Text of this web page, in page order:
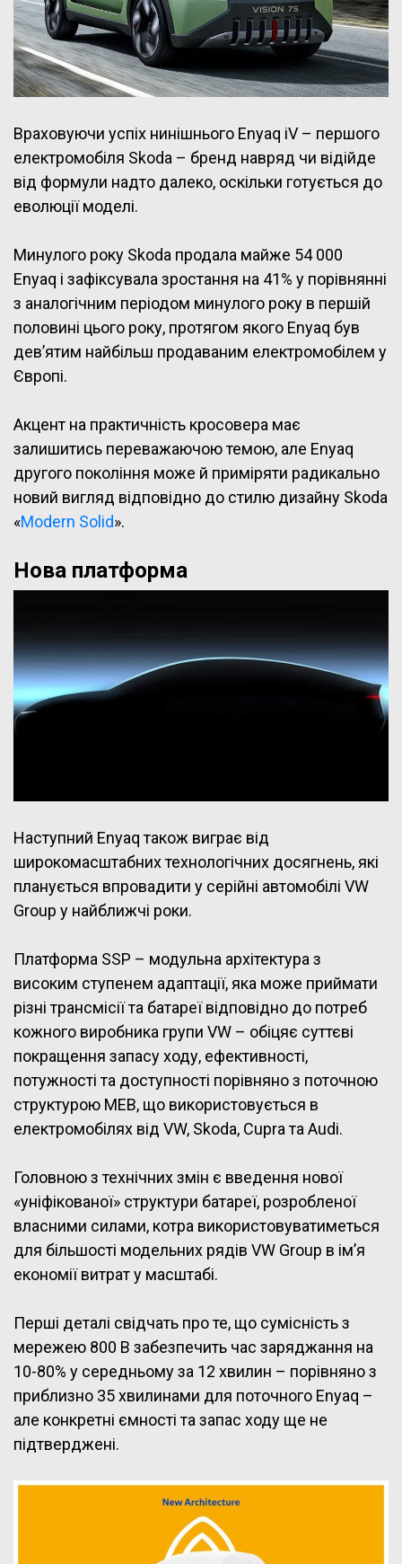
Враховуючи успіх нинішнього Enyaq iV – першого
електромобіля Skoda – бренд навряд чи відійде
від формули надто далеко, оскільки готується до
еволюції моделі.
Минулого року Skoda продала майже 54 000
Enyaq і зафіксувала зростання на 41% у порівнянні
з аналогічним періодом минулого року в першій
половині цього року, протягом якого Enyaq був
дев’ятим найбільш продаваним електромобілем у
Європі.
Акцент на практичність кросовера має
залишитись переважаючою темою, але Enyaq
другого покоління може й приміряти радикально
новий вигляд відповідно до стилю дизайну Skoda
«Modern Solid».
Нова платформа
Наступний Enyaq також виграє від
широкомасштабних технологічних досягнень, які
планується впровадити у серійні автомобілі VW
Group у найближчі роки.
Платформа SSP – модульна архітектура з
високим ступенем адаптації, яка може приймати
різні трансмісії та батареї відповідно до потреб
кожного виробника групи VW – обіцяє суттєві
покращення запасу ходу, ефективності,
потужності та доступності порівняно з поточною
структурою MEB, що використовується в
електромобілях від VW, Skoda, Cupra та Audi.
Головною з технічних змін є введення нової
«уніфікованої» структури батареї, розробленої
власними силами, котра використовуватиметься
для більшості модельних рядів VW Group в ім’я
економії витрат у масштабі.
Перші деталі свідчать про те, що сумісність з
мережею 800 В забезпечить час заряджання на
10-80% у середньому за 12 хвилин – порівняно з
приблизно 35 хвилинами для поточного Enyaq –
але конкретні ємності та запас ходу ще не
підтверджені.